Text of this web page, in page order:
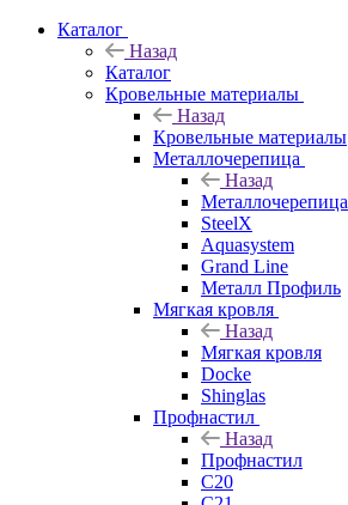
Каталог
Назад
Каталог
Кровельные материалы
Назад
Кровельные материалы
Металлочерепица
Назад
Металлочерепица
SteelX
Aquasystem
Grand Line
Металл Профиль
Мягкая кровля
Назад
Мягкая кровля
Docke
Shinglas
Профнастил
Назад
Профнастил
C20